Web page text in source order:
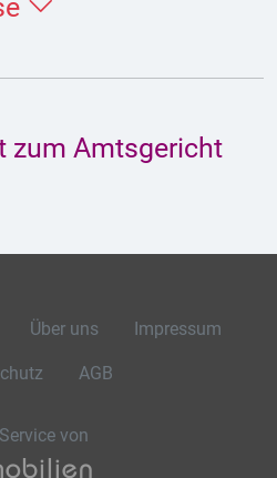
zum Amtsgericht
Über uns Impressum
AGB
von